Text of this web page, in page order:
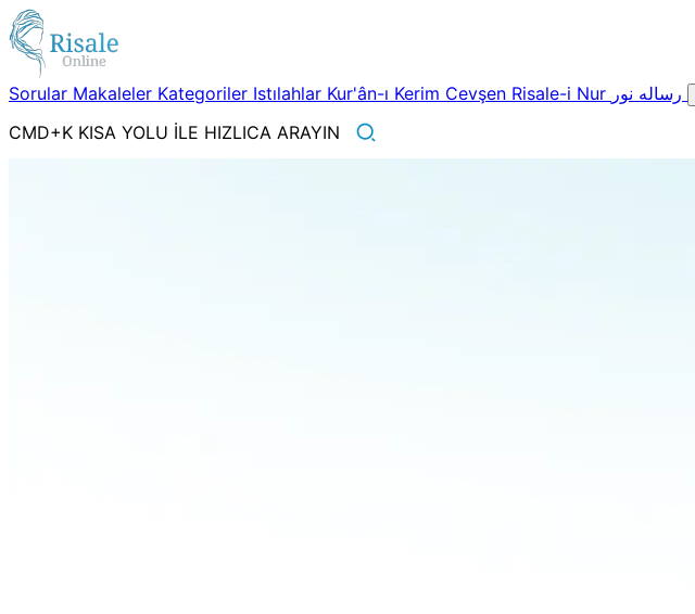
Sorular Makaleler Kategoriler Istılahlar Kur'ân-ı Kerim Cevşen Risale-i Nur
CMD+K KISA YOLU İLE HIZLICA ARAYIN